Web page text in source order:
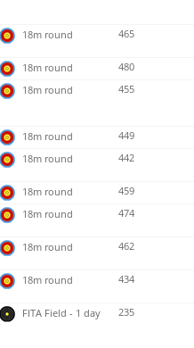
18m round 465
18m round
480
18m round 455
18m round
449
18m round 442
18m round
459
18m round 474
18m round 462
18m round 434
FITA Field - 1 day 235